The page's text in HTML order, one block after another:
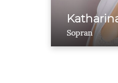
Sopran